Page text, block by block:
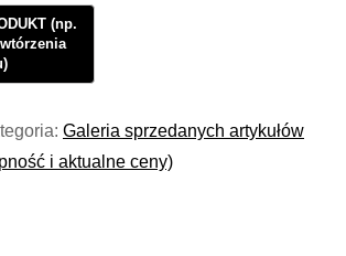
Galeria sprzedanych artykułów
i aktualne ceny)